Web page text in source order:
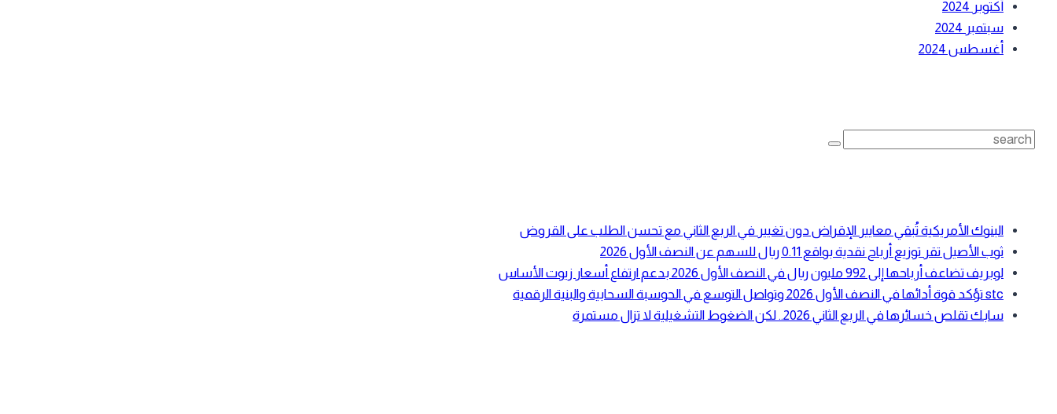
أكتوبر 2024
سبتمبر 2024
أغسطس 2024
Search
البنوك الأمريكية تُبقي معايير الإقراض دون تغيير في الربع الثاني مع تحسن الطلب على القروض
ثوب الأصيل تقر توزيع أرباح نقدية بواقع 0.11 ريال للسهم عن النصف الأول 2026
لوبريف تضاعف أرباحها إلى 992 مليون ريال في النصف الأول 2026 بدعم ارتفاع أسعار زيوت الأساس
stc تؤكد قوة أدائها في النصف الأول 2026 وتواصل التوسع في الحوسبة السحابية والبنية الرقمية
سابك تقلص خسائرها في الربع الثاني 2026.. لكن الضغوط التشغيلية لا تزال مستمرة